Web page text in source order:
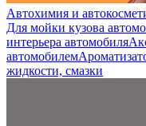
Автохимия и
Для мойки кузова
интерьера автомобиля
автомобилем
жидкости, смазки